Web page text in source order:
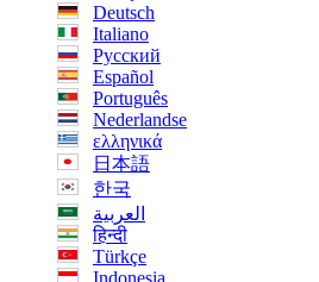
Deutsch
Italiano
Русский
Español
Português
Nederlandse
ελληνικά
日本語
한국
العربية
हिन्दी
Türkçe
Indonesia